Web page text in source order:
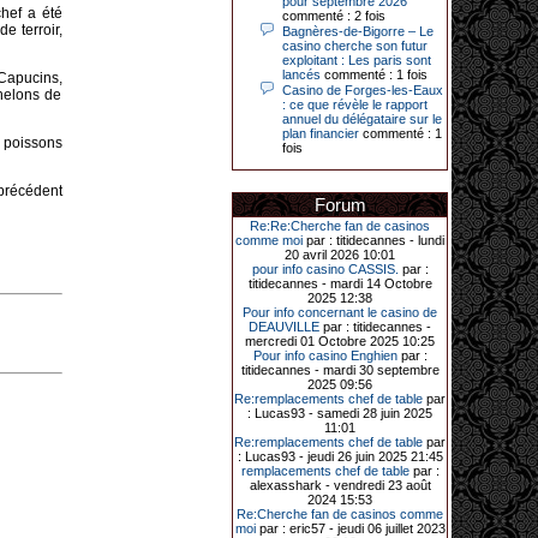
a été
terroir,
de
31-03-2026|
Série de jackpots au casino JOA de
Gujan-Mestras : ce mois de mars a
été fructueux pour quelques
joueurs. D’abord avec 44 207 euros
remportés le dimanche 22 mars sur
une machine à sous pour une mise
jours plus tard, le vendredi 27 mars,
un joueur a décroché 12 086 euros
sur une autre machine à sous.
Enfin, troisième et dernier jackpot,
record cette fois-ci, le samedi 28
mars dernier. Quelque 111 322
euros ont été remportés sur la table
d’Ultimate Texas Hold’em Poker,
grâce à une mise de 5 euros sur la
case bonus et une quinte flush
royale. Ces gains ont été annoncés
dans un communiqué diffusé par le
casino ce lundi 30 mars en soirée.
Dimanche 11 janvier, en soirée, une
cliente retraitée de 78 ans, habitant
Trémuson, a eu l’énorme surprise
de décrocher un méga jackpot.
Elle n’a misé que 88 centimes sur
commenté : 2 fois
Bagnères-de-Bigorre – Le
casino cherche son futur
exploitant : Les paris sont
lancés commenté : 1 fois
Casino de Forges-les-Eaux
: ce que révèle le rapport
annuel du délégataire sur le
plan financier commenté : 1
fois
Forum
Re:Re:Cherche fan de casinos
comme moi par : titidecannes - lundi
20 avril 2026 10:01
pour info casino CASSIS. par :
titidecannes - mardi 14 Octobre
2025 12:38
Pour info concernant le casino de
DEAUVILLE par : titidecannes -
mercredi 01 Octobre 2025 10:25
Pour info casino Enghienpar :
titidecannes - mardi 30 septembre
2025 09:56
Re:remplacements chef de table par
: Lucas93 - samedi 28 juin 2025
11:01
Re:remplacements chef de table par
: Lucas93 - jeudi 26 juin 2025 21:45
remplacements chef de tablepar :
alexasshark - vendredi 23 août
2024 15:53
Re:Cherche fan de casinos comme
moipar : eric57 - jeudi 06 juillet 2023